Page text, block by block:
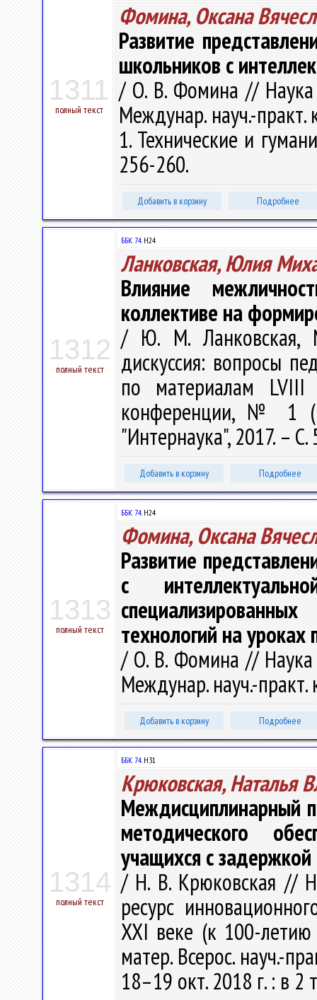
1311
полный текст
Фомина, Оксана
Развитие
школьников с
/ О. В. Фомина // Наука
Междунар. науч.-практ.
1. Технические и
256-260.
Добавить в корзину Подробнее
1312
полный текст
ББК 74.Н24
Ланковская, Юлия
Влияние
коллективе на
/ Ю. М. Ланковская,
дискуссия: вопросы
по материалам LVIII
конференции, № 1
"Интернаука", 2017. –
Добавить в корзину Подробнее
1313
полный текст
ББК 74.Н24
Фомина, Оксана
Развитие
с
технологий на
/ О. В. Фомина // Наука
Междунар. науч.-
Добавить в корзину Подробнее
1314
полный текст
ББК 74.Н31
Крюковская, Наталья
Междисциплинарный
методического
учащихся с задержкой
/ Н. В. Крюковская //
ресурс
ХХI веке (к 100-
матер. Всерос. науч.-
18–19 окт. 2018 г. : в 2